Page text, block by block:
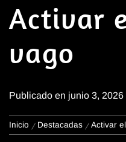
Activar
vago
Publicado en junio 3, 2026
Inicio Destacadas Activar